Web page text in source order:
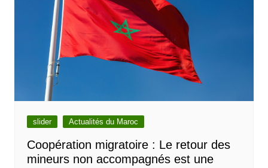
slider Actualités du Maroc
Coopération migratoire : Le retour des
mineurs non accompagnés est une